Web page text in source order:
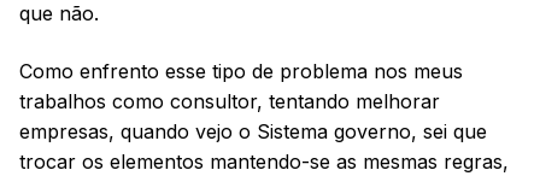
que não.
Como enfrento esse tipo de problema nos meus
trabalhos como consultor, tentando melhorar
empresas, quando vejo o Sistema governo, sei que
trocar os elementos mantendo-se as mesmas regras,